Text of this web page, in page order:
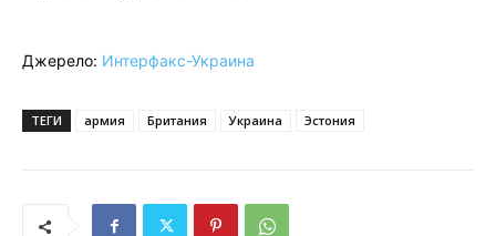
Джерело: Интерфакс-Украина
ТЕГИ армия Британия Украина Эстония